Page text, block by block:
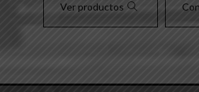
Ver productos